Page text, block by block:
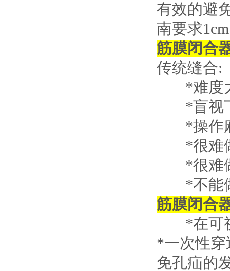
有效的避
南要求
筋膜闭合
传统缝合:
*难度
*盲视
*操作麻
*很难
*很难做
*不能
筋膜闭合
*在可视
*一次性穿
免孔疝的